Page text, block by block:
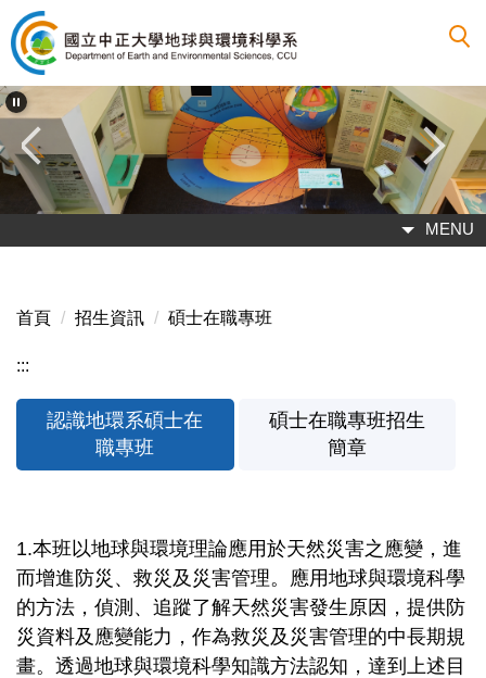
跳
到
主
要
內
容
區
MENU
首頁 招生資訊 碩士在職專班
:::
認識地環系碩士在
職專班
碩士在職專班招生
簡章
1.本班以地球與環境理論應用於天然災害之應變，進
而增進防災、救災及災害管理。應用地球與環境科學
的方法，偵測、追蹤了解天然災害發生原因，提供防
災資料及應變能力，作為救災及災害管理的中長期規
畫。透過地球與環境科學知識方法認知，達到上述目